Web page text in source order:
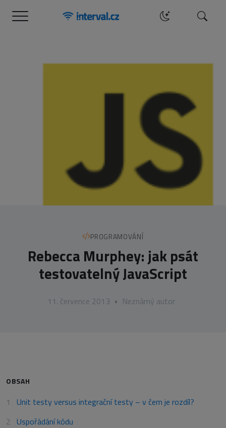
Menu Hledat
PROGRAMOVÁNÍ
Rebecca Murphey: jak psát
testovatelný JavaScript
11. července 2013 • Neznámý autor
OBSAH
Unit testy versus integrační testy – v čem je rozdíl?
Uspořádání kódu